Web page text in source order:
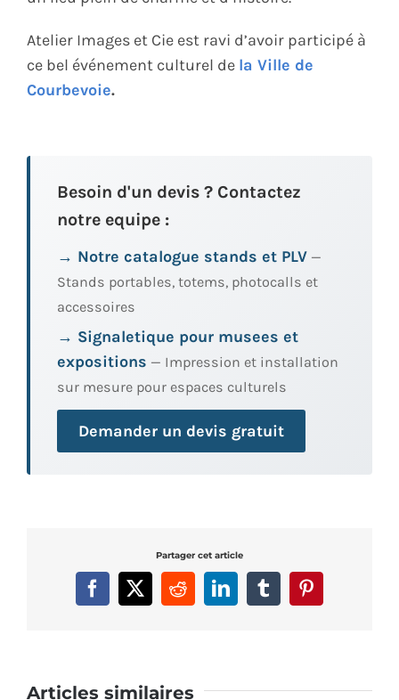
Atelier Images et Cie est ravi d’avoir participé à
ce bel événement culturel de la Ville de
Courbevoie.
Besoin d'un devis ? Contactez
notre equipe :
→ Notre catalogue stands et PLV —
Stands portables, totems, photocalls et
accessoires
→ Signaletique pour musees et
expositions — Impression et installation
sur mesure pour espaces culturels
Demander un devis gratuit
Partager cet article
Facebook
X RedditLinkedInTumblrPinterest
Articles similaires